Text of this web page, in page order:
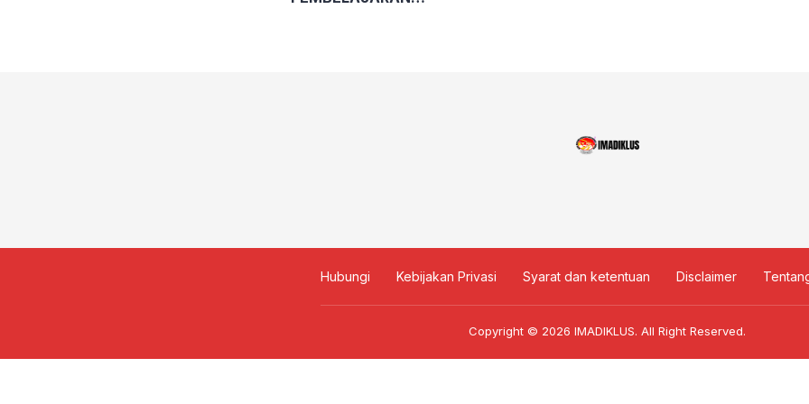
Hubungi Kebijakan Privasi Syarat dan ketentuan Disclaimer
Copyright © 2026 IMADIKLUS. All Right Reserved.